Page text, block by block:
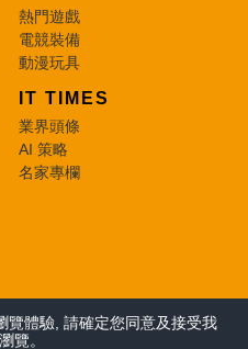
覽體驗, 請確定您同意及接受我
覽。
熱門遊戲
電競裝備
動漫玩具
IT TIMES
業界頭條
AI 策略
名家專欄